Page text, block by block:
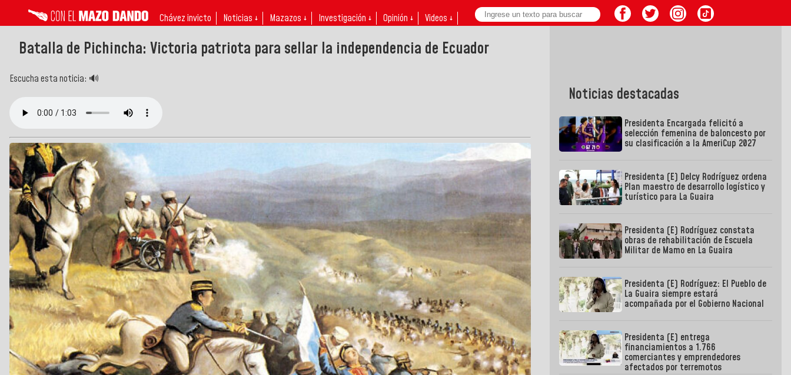
Chávez invicto Noticias ↓ Mazazos ↓ Investigación ↓ Opinión ↓ Videos ↓
Batalla de Pichincha: Victoria patriota para sellar la independencia de Ecuador
Escucha esta noticia: 🔊
Noticias destacadas
Presidenta Encargada felicitó a
selección femenina de baloncesto por
su clasificación a la AmeriCup 2027
Presidenta (E) Delcy Rodríguez ordena
Plan maestro de desarrollo logístico y
turístico para La Guaira
Presidenta (E) Rodríguez constata
obras de rehabilitación de Escuela
Militar de Mamo en La Guaira
Presidenta (E) Rodríguez: El Pueblo de
La Guaira siempre estará
acompañada por el Gobierno Nacional
Presidenta (E) entrega
financiamientos a 1.766
comerciantes y emprendedores
afectados por terremotos